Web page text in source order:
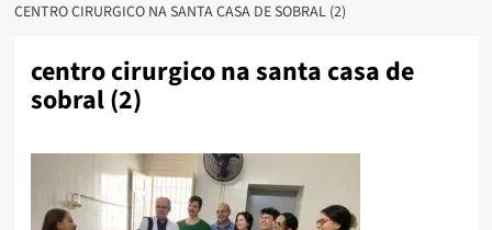
CENTRO CIRURGICO NA SANTA CASA DE SOBRAL (2)
centro cirurgico na santa casa de
sobral (2)